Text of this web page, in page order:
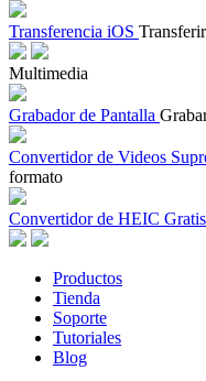
Transferencia iOS
Multimedia
Grabador de Pantalla
Convertidor de Videos
formato
Convertidor de HEIC Gratis
Productos
Tienda
Soporte
Tutoriales
Blog